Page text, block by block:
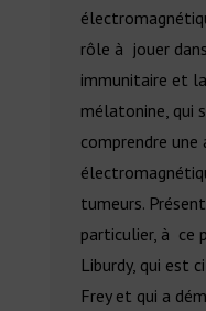
rôle à jouer
immunitaire et
mélatonine, qui
comprendre une
tumeurs.
particulier, à ce
Liburdy, qui est
Frey et qui a